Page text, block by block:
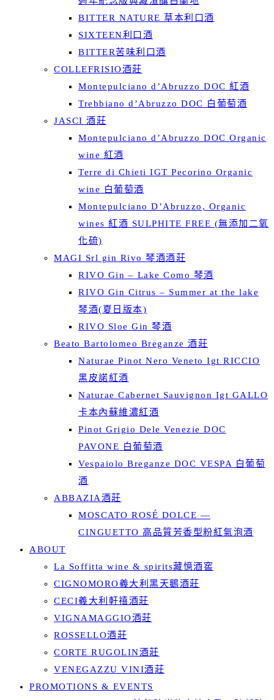
BITTER NATURE 草本利口酒
SIXTEEN利口酒
BITTER苦味利口酒
COLLEFRISIO酒莊
Montepulciano d’Abruzzo DOC 紅酒
Trebbiano d’Abruzzo DOC 白葡萄酒
JASCI 酒莊
Montepulciano d’Abruzzo DOC Organic
wine 紅酒
Terre di Chieti IGT Pecorino Organic
wine 白葡萄酒
Montepulciano D’Abruzzo, Organic
wines 紅酒 SULPHITE FREE (無添加二氧
化硫)
MAGI Srl gin Rivo 琴酒酒莊
RIVO Gin – Lake Como 琴酒
RIVO Gin Citrus – Summer at the lake
琴酒(夏日版本)
RIVO Sloe Gin 琴酒
Beato Bartolomeo Breganze 酒莊
Naturae Pinot Nero Veneto Igt RICCIO
黑皮諾紅酒
Naturae Cabernet Sauvignon Igt GALLO
卡本內蘇維濃紅酒
Pinot Grigio Dele Venezie DOC
PAVONE 白葡萄酒
Vespaiolo Breganze DOC VESPA 白葡萄
酒
ABBAZIA酒莊
MOSCATO ROSÉ DOLCE —
CINGUETTO 高品質芳香型粉紅氣泡酒
ABOUT
La Soffitta wine & spirits藏憶酒窖
CIGNOMORO義大利黑天鵝酒莊
CECI義大利軒禧酒莊
VIGNAMAGGIO酒莊
ROSSELLO酒莊
CORTE RUGOLIN酒莊
VENEGAZZU VINI酒莊
PROMOTIONS & EVENTS